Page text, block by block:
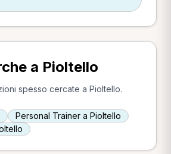
a Pioltello
spesso cercate a Pioltello.
Personal Trainer a Pioltello